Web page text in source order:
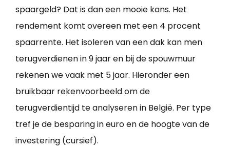
spaargeld? Dat is dan een mooie kans. Het
rendement komt overeen met een 4 procent
spaarrente. Het isoleren van een dak kan men
terugverdienen in 9 jaar en bij de spouwmuur
rekenen we vaak met 5 jaar. Hieronder een
bruikbaar rekenvoorbeeld om de
terugverdientijd te analyseren in België. Per type
tref je de besparing in euro en de hoogte van de
investering (cursief).